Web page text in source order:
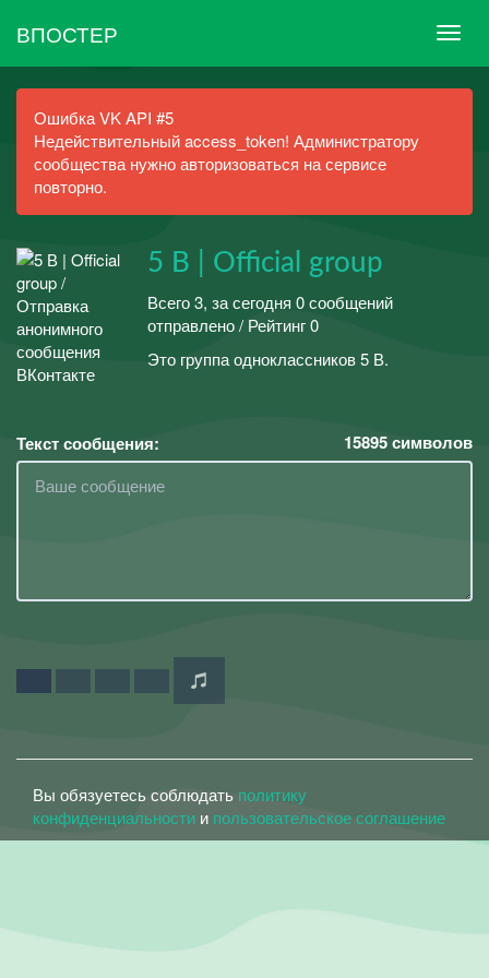
ВПОСТЕР
Ошибка VK API #5
Недействительный access_token! Администратору
сообщества нужно авторизоваться на сервисе
повторно.
5 В | Official group
Всего 3, за сегодня 0 сообщений
отправлено / Рейтинг 0
Это группа одноклассников 5 В.
Текст сообщения: 15895символов
Вы обязуетесь соблюдать политику
конфиденциальности и пользовательское соглашение